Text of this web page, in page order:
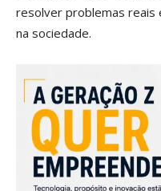
resolver problemas reais
na sociedade.